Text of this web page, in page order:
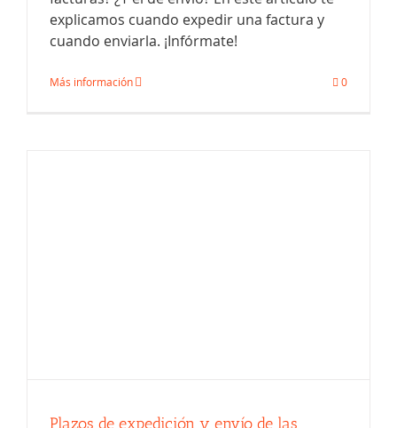
explicamos cuando expedir una factura y
cuando enviarla. ¡Infórmate!
Más información 0
Plazos de expedición y envío de las
Plazos de expedición y envío de las